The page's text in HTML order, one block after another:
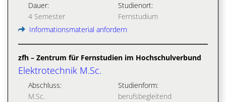
Dauer:
4 Semester
Studienort:
Fernstudium
Informationsmaterial anfordern
zfh – Zentrum für Fernstudien im Hochschulverbund
Elektrotechnik M.Sc.
Abschluss:
M.Sc.
Studienform:
berufsbegleitend